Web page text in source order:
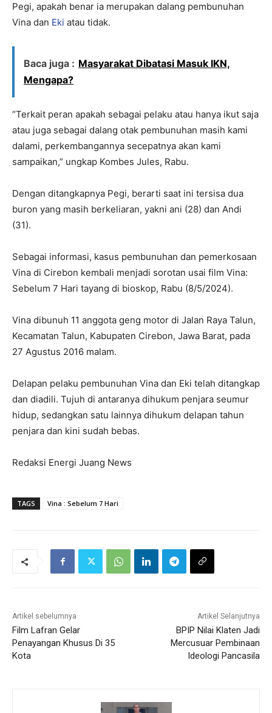
Pegi, apakah benar ia merupakan dalang pembunuhan
Vina dan Eki atau tidak.
Baca juga : Masyarakat Dibatasi Masuk IKN,
Mengapa?
“Terkait peran apakah sebagai pelaku atau hanya ikut saja
atau juga sebagai dalang otak pembunuhan masih kami
dalami, perkembangannya secepatnya akan kami
sampaikan,” ungkap Kombes Jules, Rabu.
Dengan ditangkapnya Pegi, berarti saat ini tersisa dua
buron yang masih berkeliaran, yakni ani (28) dan Andi
(31).
Sebagai informasi, kasus pembunuhan dan pemerkosaan
Vina di Cirebon kembali menjadi sorotan usai film Vina:
Sebelum 7 Hari tayang di bioskop, Rabu (8/5/2024).
Vina dibunuh 11 anggota geng motor di Jalan Raya Talun,
Kecamatan Talun, Kabupaten Cirebon, Jawa Barat, pada
27 Agustus 2016 malam.
Delapan pelaku pembunuhan Vina dan Eki telah ditangkap
dan diadili. Tujuh di antaranya dihukum penjara seumur
hidup, sedangkan satu lainnya dihukum delapan tahun
penjara dan kini sudah bebas.
Redaksi Energi Juang News
TAGS Vina : Sebelum 7 Hari
Artikel sebelumnya
Film Lafran Gelar
Penayangan Khusus Di 35
Kota
Artikel Selanjutnya
BPIP Nilai Klaten Jadi
Mercusuar Pembinaan
Ideologi Pancasila